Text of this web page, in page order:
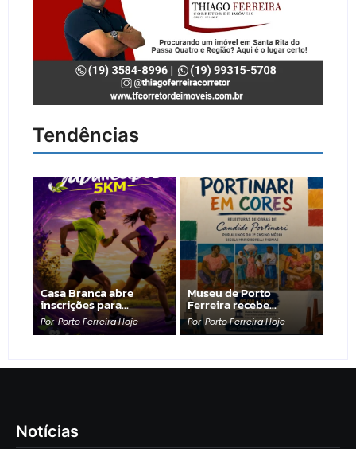
Tendências
Casa Branca abre
inscrições para…
Por Porto Ferreira Hoje
Museu de Porto
Ferreira recebe…
Por Porto Ferreira Hoje
Notícias